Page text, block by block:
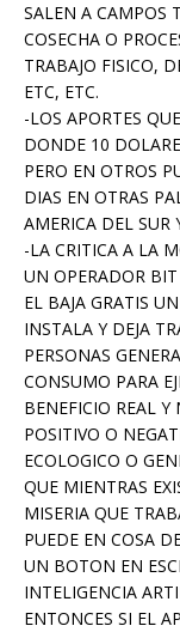
SALEN A CAMPOS
COSECHA O
TRABAJO FISICO,
ETC, ETC.
-LOS APORTES
DONDE 10
PERO EN OTROS
DIAS EN OTRAS
AMERICA DEL SUR
-LA CRITICA A LA
UN OPERADOR
EL BAJA GRATIS
INSTALA Y DEJA
PERSONAS
CONSUMO PARA
BENEFICIO REAL
POSITIVO O
ECOLOGICO O
QUE MIENTRAS
MISERIA QUE
PUEDE EN COSA
UN BOTON EN
INTELIGENCIA
ENTONCES SI EL